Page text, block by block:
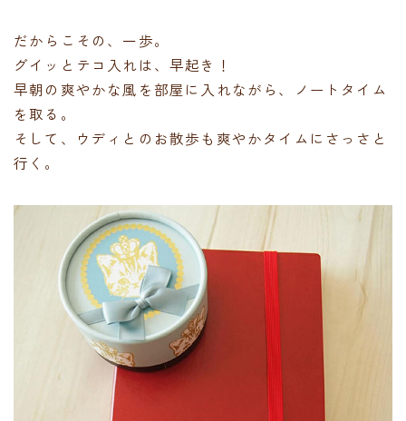
だからこその、一歩。
グイッとテコ入れは、早起き！
早朝の爽やかな風を部屋に入れながら、ノートタイム
を取る。
そして、ウディとのお散歩も爽やかタイムにさっさと
行く。